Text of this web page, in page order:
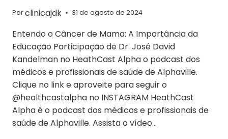
Porclinicajdk 31 de agosto de 2024
Entendo o Câncer de Mama: A Importância da
Educação Participação de Dr. José David
Kandelman no HeathCast Alpha o podcast dos
médicos e profissionais de saúde de Alphaville.
Clique no link e aproveite para seguir o
@healthcastalpha no INSTAGRAM HeathCast
Alpha é o podcast dos médicos e profissionais de
saúde de Alphaville. Assista o vídeo…